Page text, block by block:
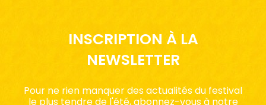
INSCRIPTION À LA
NEWSLETTER
Pour ne rien manquer des actualités du festival
le plus tendre de l'été, abonnez-vous à notre